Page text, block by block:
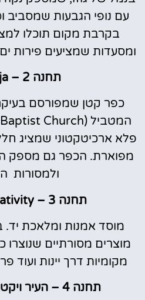
עם נופי הגבעות שמסביב
בקרבת מקום תוכלו
ומסעדות שמציעים פירות
תחנה 2 – Xewkija
כפר קטן שמפורסם בעיקר
פלא ארכיטקטוני שמציג
מפוארת. הכפר גם מספק
ולמסורות
תחנה 3 – Savina Creativity
מוסד אמנות ומלאכת
מוצרים מסורתיים שנוצרו
מקומיות דרך יינות ועוד
תחנה 4 – העיר ויקטוריה (Victoria)